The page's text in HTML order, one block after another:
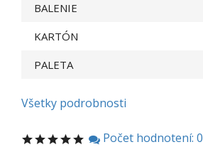
BALENIE
KARTÓN
PALETA
Všetky podrobnosti
Počet hodnotení: 0